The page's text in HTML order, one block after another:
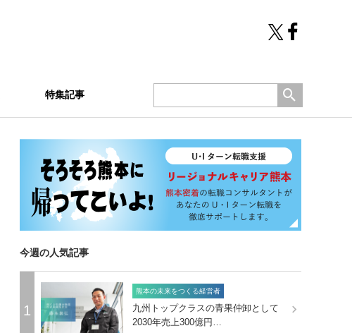
特集記事
今週の人気記事
1
熊本の未来をつくる経営者
九州トップクラスの青果仲卸として
2030年売上300億円…